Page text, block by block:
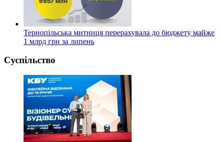
Тернопільська митниця перерахувала до бюджету майже
1 млрд грн за липень
Суспільство